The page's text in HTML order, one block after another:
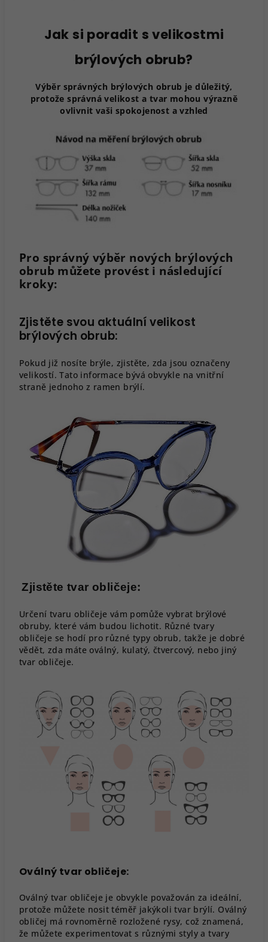
Jak si poradit s velikostmi
brýlových obrub?
Výběr správných brýlových obrub je důležitý,
protože správná velikost a tvar mohou výrazně
ovlivnit vaši spokojenost a vzhled
Pro správný výběr nových brýlových
obrub můžete provést i následující
kroky:
Zjistěte svou aktuální velikost
brýlových obrub:
Pokud již nosíte brýle, zjistěte, zda jsou označeny
velikostí. Tato informace bývá obvykle na vnitřní
straně jednoho z ramen brýlí.
Zjistěte tvar obličeje:
Určení tvaru obličeje vám pomůže vybrat brýlové
obruby, které vám budou lichotit. Různé tvary
obličeje se hodí pro různé typy obrub, takže je dobré
vědět, zda máte oválný, kulatý, čtvercový, nebo jiný
tvar obličeje.
Oválný tvar obličeje:
Oválný tvar obličeje je obvykle považován za ideální,
protože můžete nosit téměř jakýkoli tvar brýlí. Oválný
obličej má rovnoměrně rozložené rysy, což znamená,
že můžete experimentovat s různými styly a tvary